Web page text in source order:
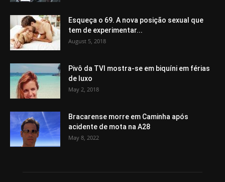
Esqueça o 69. A nova posição sexual que
tem de experimentar...
August 5, 2018
Pivô da TVI mostra-se em biquíni em férias
de luxo
May 2, 2018
Bracarense morre em Caminha após
acidente de mota na A28
May 8, 2022